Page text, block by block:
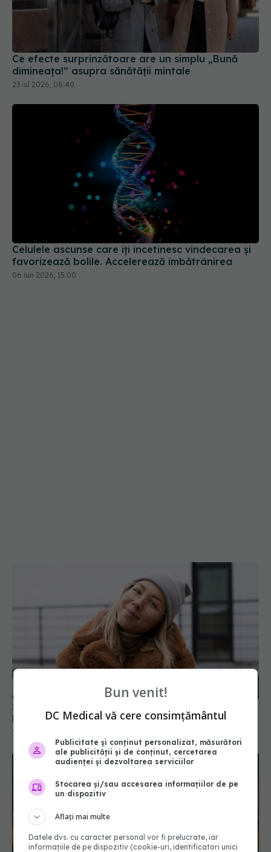
Ce efecte surprinzătoare are un simplu „Bună
dimineața!” asupra sănătății mintale
23 iul 2026, 08:40
Celulele ascunse care îți încetinesc vindecarea și
favorizează bolile. Accelerează îmbătrânirea
06 iun 2026, 15:00
Secretul Finlandei, cea mai fericită țară din lume?
Ritualul care le îmbunătățește sănătatea mintală
22 iul 2026, 11:43
Bun venit!
DC Medical vă cere consimțământul
Publicitate și conținut personalizat, măsurători
ale publicității și de conținut, cercetarea
audienței și dezvoltarea serviciilor
Stocarea și/sau accesarea informațiilor de pe
un dispozitiv
Aflați mai multe
Datele dvs. cu caracter personal vor fi prelucrate, iar
informațiile de pe dispozitiv (cookie-uri, identificatori unici